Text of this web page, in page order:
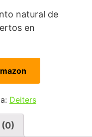
natural de
en
Deiters
(0)